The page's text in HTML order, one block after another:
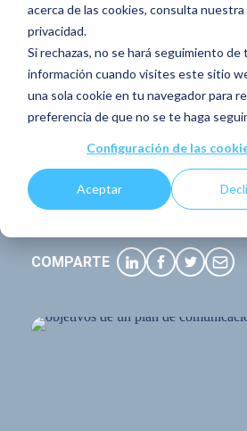
acerca de las cookies, consulta
privacidad.
Si rechazas, no se hará seguimiento de
información cuando visites este sitio
una sola cookie en tu navegador para
preferencia de que no se te haga
Configuración de las
Aceptar
¿Cómo
los objetivos
plan de
COMPARTE